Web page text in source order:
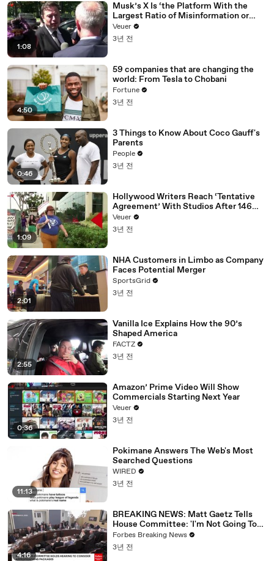
1:08
Musk’s X Is ‘the Platform With the
Largest Ratio of Misinformation or
Disinformation’ Amongst All Social
Media Platforms
Veuer
3년 전
4:50
59 companies that are changing the
world: From Tesla to Chobani
Fortune
3년 전
0:46
3 Things to Know About Coco Gauff's
Parents
People
3년 전
1:09
Hollywood Writers Reach ‘Tentative
Agreement’ With Studios After 146
Day Strike
Veuer
3년 전
2:01
NHA Customers in Limbo as Company
Faces Potential Merger
SportsGrid
3년 전
2:55
Vanilla Ice Explains How the 90’s
Shaped America
FACTZ
3년 전
0:36
Amazon’ Prime Video Will Show
Commercials Starting Next Year
Veuer
3년 전
11:13
Pokimane Answers The Web's Most
Searched Questions
WIRED
3년 전
4:16
BREAKING NEWS: Matt Gaetz Tells
House Committee: 'I'm Not Going To
Vote For A Continuing Resolution'
Forbes Breaking News
3년 전